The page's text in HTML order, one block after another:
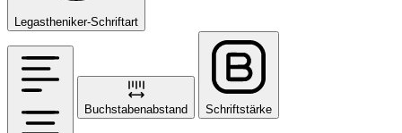
Legastheniker-Schriftart
Buchstabenabstand Schriftstärke